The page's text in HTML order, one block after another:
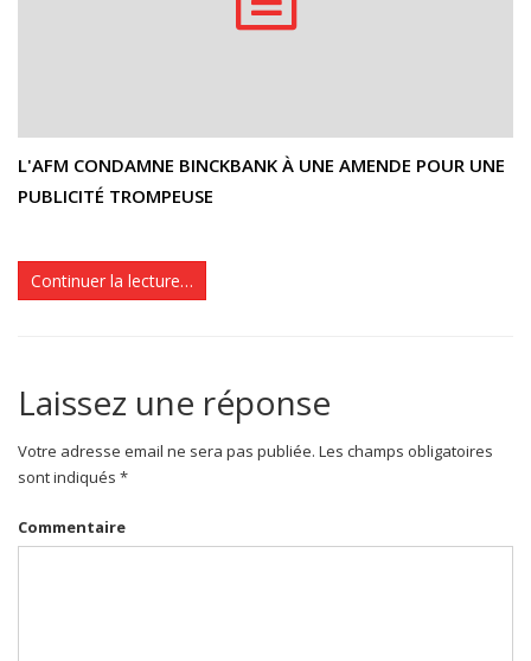
L'AFM CONDAMNE BINCKBANK À UNE AMENDE POUR UNE
PUBLICITÉ TROMPEUSE
Continuer la lecture…
Laissez une réponse
Votre adresse email ne sera pas publiée. Les champs obligatoires
sont indiqués *
Commentaire